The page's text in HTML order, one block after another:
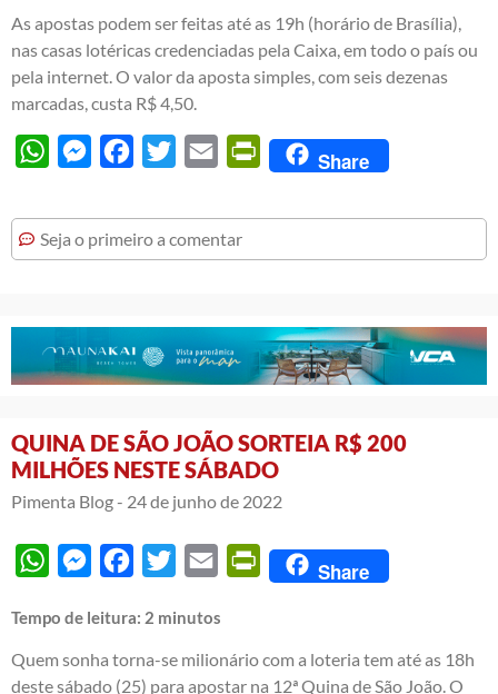
As apostas podem ser feitas até as 19h (horário de Brasília),
nas casas lotéricas credenciadas pela Caixa, em todo o país ou
pela internet. O valor da aposta simples, com seis dezenas
marcadas, custa R$ 4,50.
WhatsAppMessengerFacebook
Twitter Email PrintFriendly
Share
Seja o primeiro a comentar
QUINA DE SÃO JOÃO SORTEIA R$ 200
MILHÕES NESTE SÁBADO
Pimenta Blog - 24 de junho de 2022
WhatsAppMessengerFacebook
Twitter Email PrintFriendly
Share
Tempo de leitura: 2 minutos
Quem sonha torna-se milionário com a loteria tem até as 18h
deste sábado (25) para apostar na 12ª Quina de São João. O